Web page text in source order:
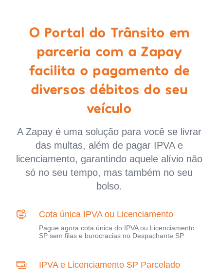
O Portal do Trânsito em
parceria com a Zapay
facilita o pagamento de
diversos débitos do seu
veículo
A Zapay é uma solução para você se livrar
das multas, além de pagar IPVA e
licenciamento, garantindo aquele alívio não
só no seu tempo, mas também no seu
bolso.
Cota única IPVA ou Licenciamento
Pague agora cota única do IPVA ou Licenciamento
SP sem filas e burocracias no Despachante SP.
IPVA e Licenciamento SP Parcelado